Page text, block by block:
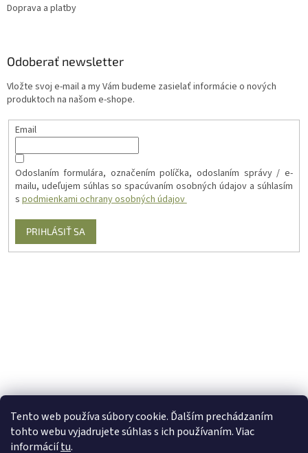
Tento web používa súbory cookie. Ďalším prechádzaním
tohto webu vyjadrujete súhlas s ich používaním. Viac
informáciítu.
Doprava a platby
Odoberať newsletter
Vložte svoj e-mail a my Vám budeme zasielať informácie o nových
produktoch na našom e-shope.
Email
Odoslaním formulára, označením políčka, odoslaním správy / e-
mailu, udeľujem súhlas so spacúvaním osobných údajov a súhlasím
s podmienkami ochrany osobných údajov
PRIHLÁSIŤ SA